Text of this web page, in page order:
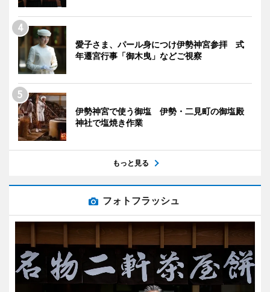
愛子さま、パール身につけ伊勢神宮参拝 式
年遷宮行事「御木曳」などご視察
伊勢神宮で使う御塩 伊勢・二見町の御塩殿
神社で塩焼き作業
もっと見る
フォトフラッシュ